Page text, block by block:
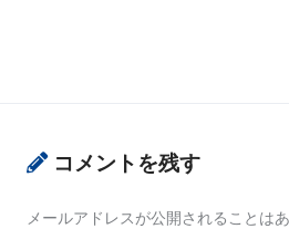
コメントを残す
メールアドレスが公開されることはあ